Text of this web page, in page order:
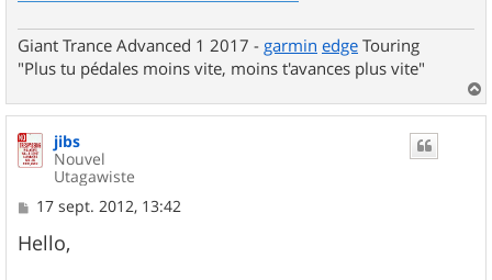
Giant Trance Advanced 1 2017 - garmin edge Touring
"Plus tu pédales moins vite, moins t'avances plus vite"
a
u
jibs
Nouvel
Utagawiste
M
s
s
17 sept. 2012, 13:42
Hello,